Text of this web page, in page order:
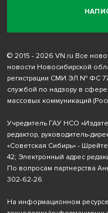
© 2015 - 2026 VN.ru Все
новости Новосибирской
регистрации СМИ ЭЛ № ФС
службой по надзору в
массовых коммуникаций
Учредитель ГАУ НСО
редактор, руководитель-
«Советская Сибирь» -
42; Электронный адрес
По вопросам партнерства
302-62-26
На информационном